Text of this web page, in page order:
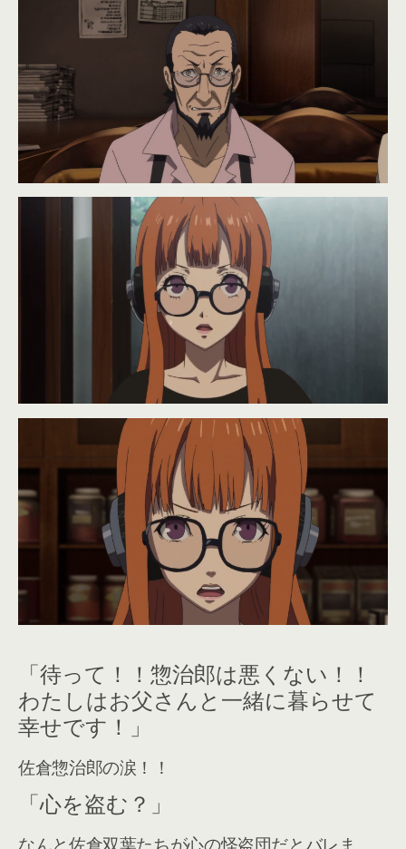
「待って！！惣治郎は悪くない！！
わたしはお父さんと一緒に暮らせて
幸せです！」
佐倉惣治郎の涙！！
「心を盗む？」
なんと佐倉双葉たちが心の怪盗団だとバレま